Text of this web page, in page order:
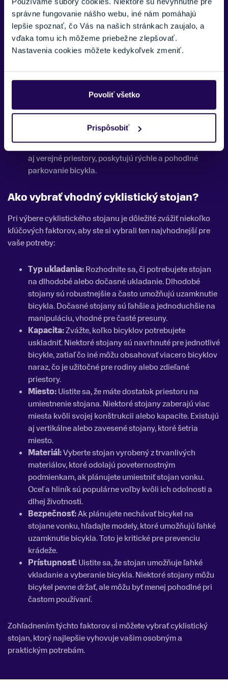
správne fungovanie nášho webu, iné nám pomáhajú
lepšie spoznať, čo Vás na našich stránkach zaujalo, a
vďaka tomu ich môžeme priebežne zlepšovať.
Nastavenia cookies môžete kedykoľvek zmeniť.
Povoliť všetko
Prispôsobiť
Cyklistické stojany BBB- BBB ponúka vysoko
kvalitné cyklistické stojany navrhnuté pre efektívne a
bezpečné ukladanie bicyklov. Charakterizuje ich
odolná konštrukcia a jednoduchá obsluha, čo ich robí
BBB sú kompatibilné s rôznymi typmi bicyklov, čím
Cyklistické stojany Bontrager
širokú škálu cyklistických stojanov, ktoré sú navrhnuté
pre bezpečné a stabilné uloženie bicyklov. Ich stojany
sú robustné, odolné voči poveternostným vplyvom a
majú moderný dizajn. Sú ideálne pre domáce použitie
aj verejné priestory, poskytujú rýchle a pohodlné
parkovanie bicykla.
Ako vybrať vhodný cyklistický stojan?
Pri výbere cyklistického stojanu je dôležité zvážiť niekoľko
kľúčových faktorov, aby ste si vybrali ten najvhodnejší pre
vaše potreby:
Typ ukladania:Rozhodnite sa, či potrebujete stojan
na dlhodobé alebo dočasné ukladanie. Dlhodobé
stojany sú robustnejšie a často umožňujú uzamknutie
bicykla. Dočasné stojany sú ľahšie a jednoduchšie na
manipuláciu, vhodné pre časté presuny.
Kapacita:Zvážte, koľko bicyklov potrebujete
uskladniť. Niektoré stojany sú navrhnuté pre jednotlivé
bicykle, zatiaľ čo iné môžu obsahovať viacero bicyklov
naraz, čo je užitočné pre rodiny alebo zdieľané
priestory.
Miesto:Uistite sa, že máte dostatok priestoru na
umiestnenie stojana. Niektoré stojany zaberajú viac
miesta kvôli svojej konštrukcii alebo kapacite. Existujú
aj vertikálne alebo zavesené stojany, ktoré šetria
miesto.
Materiál:Vyberte stojan vyrobený z trvanlivých
materiálov, ktoré odolajú poveternostným
podmienkam, ak plánujete umiestniť stojan vonku.
Oceľ a hliník sú populárne voľby kvôli ich odolnosti a
dlhej životnosti.
Bezpečnosť:Ak plánujete nechávať bicykel na
stojane vonku, hľadajte modely, ktoré umožňujú ľahké
uzamknutie bicykla. Toto je kritické pre prevenciu
krádeže.
Prístupnosť:Uistite sa, že stojan umožňuje ľahké
vkladanie a vyberanie bicykla. Niektoré stojany môžu
bicykel pevne držať, ale môžu byť menej pohodlné pri
častom používaní.
Zohľadnením týchto faktorov si môžete vybrať cyklistický
stojan, ktorý najlepšie vyhovuje vašim osobným a
praktickým potrebám.